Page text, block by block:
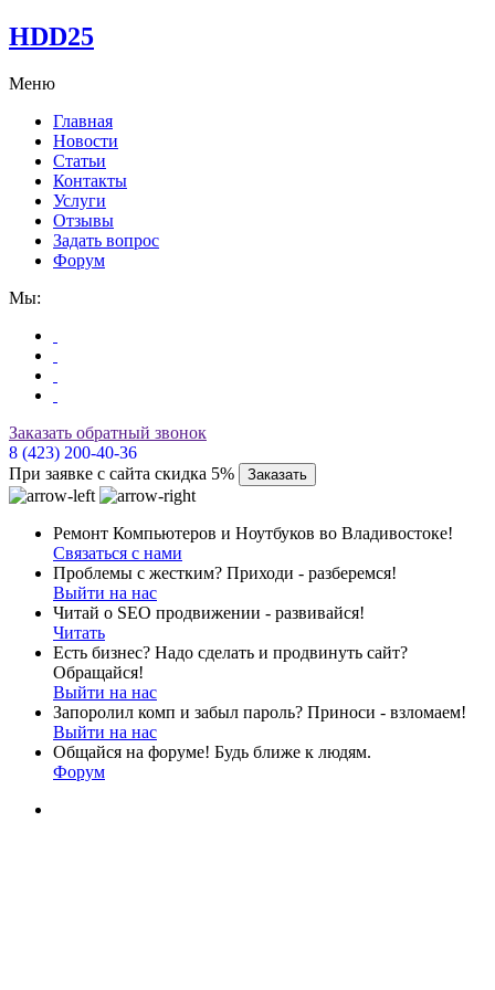
HDD25
Меню
Главная
Новости
Статьи
Контакты
Услуги
Отзывы
Задать вопрос
Форум
Мы:
Заказать обратный звонок
8 (423) 200-40-36
При заявке с сайта скидка 5%
Заказать
Ремонт Компьютеров и Ноутбуков во Владивостоке!
Связаться с нами
Проблемы с жестким? Приходи - разберемся!
Выйти на нас
Читай о SEO продвижении - развивайся!
Читать
Есть бизнес? Надо сделать и продвинуть сайт?
Обращайся!
Выйти на нас
Запоролил комп и забыл пароль? Приноси - взломаем!
Выйти на нас
Общайся на форуме! Будь ближе к людям.
Форум